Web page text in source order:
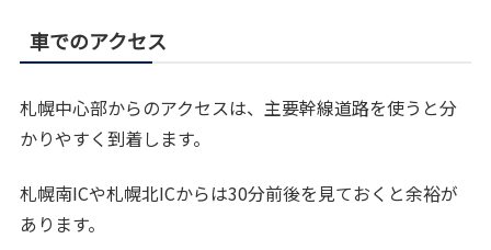
車でのアクセス
札幌中心部からのアクセスは、主要幹線道路を使うと分
かりやすく到着します。
札幌南ICや札幌北ICからは30分前後を見ておくと余裕が
あります。